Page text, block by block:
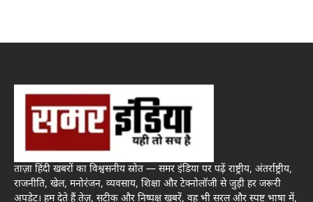
ताज़ा हिंदी खबरों का विश्वसनीय स्रोत — समर इंडिया पर पढ़ें राष्ट्रीय, अंतर्राष्ट्रीय,
राजनीति, खेल, मनोरंजन, व्यवसाय, शिक्षा और टेक्नोलॉजी से जुड़ी हर जरूरी
अपडेट। हम देते हैं तेज़, सटीक और निष्पक्ष खबरें, वह भी सरल और स्पष्ट भाषा में,